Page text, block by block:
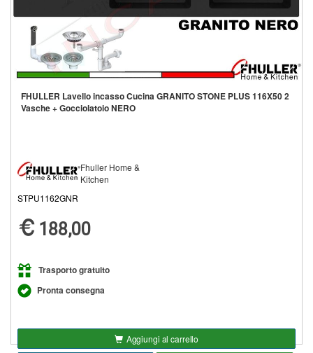
FHULLER Lavello incasso Cucina GRANITO STONE PLUS 116X50 2
Vasche + Gocciolatoio NERO
Fhuller Home &
Kitchen
STPU1162GNR
188,00
Trasporto gratuito
Pronta consegna
Aggiungi al carrello